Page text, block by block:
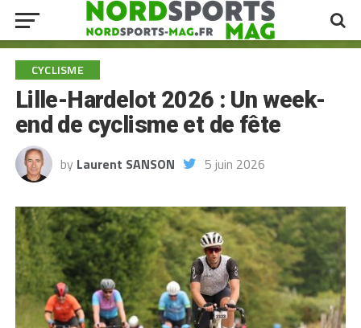
CYCLISME
Lille-Hardelot 2026 : Un week-
end de cyclisme et de fête
by Laurent SANSON 5 juin 2026